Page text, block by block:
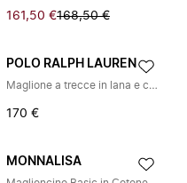
161,50 €168,50 €
POLO RALPH LAUREN
Maglione a trecce in lana e cashmere
170 €
MONNALISA